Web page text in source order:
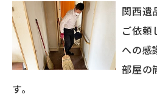
関西遺
ご依頼
への感
部屋の
す。